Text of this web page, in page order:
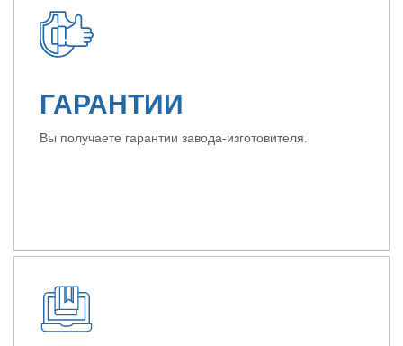
ГАРАНТИИ
Вы получаете гарантии завода-изготовителя.